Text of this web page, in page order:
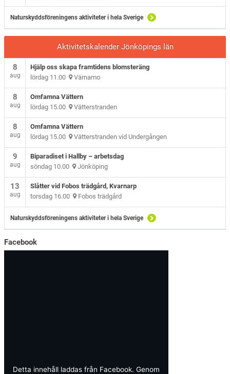
Naturskyddsföreningens aktiviteter i hela Sverige
Aktivitetskalender Jönköpings län
8
aug
Hjälp oss skapa framtidens blomsteräng
lördag 11.00 Värnamo
8
aug
Omfamna Vättern
lördag 15.00 Vätterstranden
8
aug
Omfamna Vättern
lördag 15.00 Vätterstranden vid Undergången
9
aug
Biparadiset i Hallby – arbetsdag
söndag 10.00 Jönköping
13
aug
Slåtter vid Fobos trädgård, Kvarnarp
torsdag 16.00 Fobos trädgård
Naturskyddsföreningens aktiviteter i hela Sverige
Facebook
Detta innehåll laddas från Facebook. Genom